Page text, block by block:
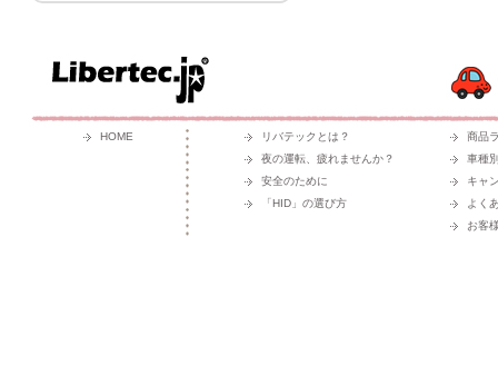
HOME
リバテックとは？
夜の運転、疲れませんか？
安全のために
「HID」の選び方
商品
車種
キャ
よく
お客